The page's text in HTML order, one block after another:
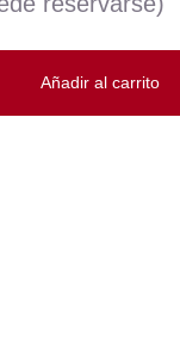
Añadir al carrito